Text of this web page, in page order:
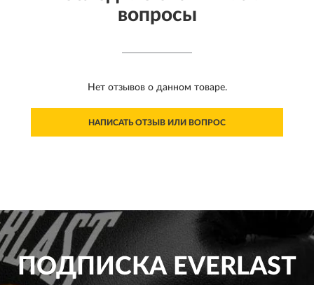
вопросы
Нет отзывов о данном товаре.
НАПИСАТЬ ОТЗЫВ ИЛИ ВОПРОС
ПОДПИСКАEVERLAST